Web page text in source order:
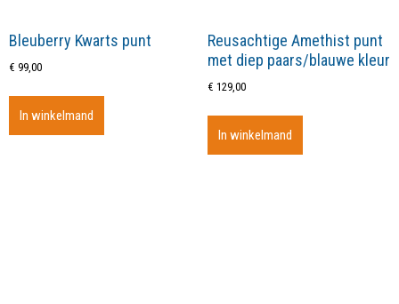
Bleuberry Kwarts punt
€ 99,00
In winkelmand
Reusachtige Amethist punt
met diep paars/blauwe kleur
€ 129,00
In winkelmand